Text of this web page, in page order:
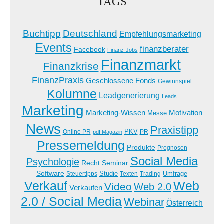
Buchtipp Deutschland Empfehlungsmarketing
Events Facebook Finanz-Jobs finanzberater
Finanzkrise Finanzmarkt
FinanzPraxis Geschlossene Fonds Gewinnspiel
Kolumne Leadgenerierung Leads
Marketing Marketing-Wissen Messe Motivation
News Online PR pdf Magazin PKV PR Praxistipp
Pressemeldung Produkte Prognosen
Psychologie Recht Seminar Social Media
Software Steuertipps Studie Texten Trading Umfrage
Verkauf Verkaufen Video Web 2.0Web
2.0 / Social MediaWebinar Österreich